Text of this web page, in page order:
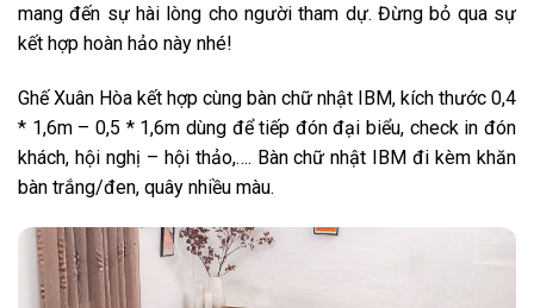
mang đến sự hài lòng cho người tham dự. Đừng bỏ qua sự
kết hợp hoàn hảo này nhé!
Ghế Xuân Hòa kết hợp cùng bàn chữ nhật IBM, kích thước 0,4
* 1,6m – 0,5 * 1,6m dùng để tiếp đón đại biểu, check in đón
khách, hội nghị – hội thảo,…. Bàn chữ nhật IBM đi kèm khăn
bàn trắng/đen, quây nhiều màu.